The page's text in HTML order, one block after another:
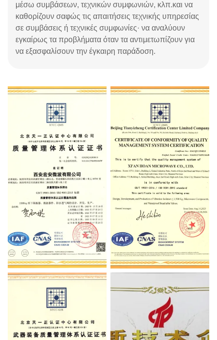
μέσω συμβάσεων, τεχνικών συμφωνιών, κλπ.και να
καθορίζουν σαφώς τις απαιτήσεις τεχνικής υπηρεσίας
σε συμβάσεις ή τεχνικές συμφωνίες· να αναλύουν
εγκαίρως τα προβλήματα όταν τα αντιμετωπίζουν για
να εξασφαλίσουν την έγκαιρη παράδοση.
ISO9001:2015 Quality
Management System
ISO9001:2015